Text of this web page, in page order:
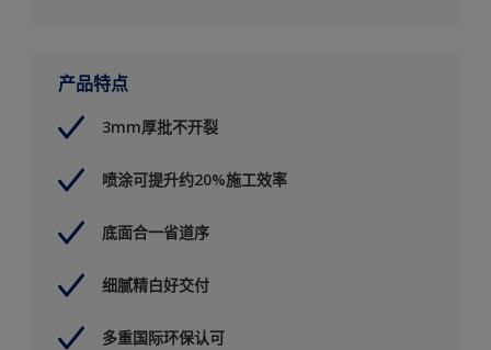
产品特点
3mm厚批不开裂
喷涂可提升约20%施工效率
底面合一省道序
细腻精白好交付
多重国际环保认可